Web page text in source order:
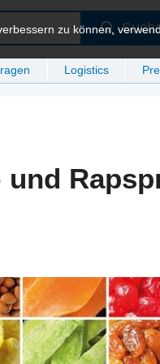
Logistics
zu können,
und